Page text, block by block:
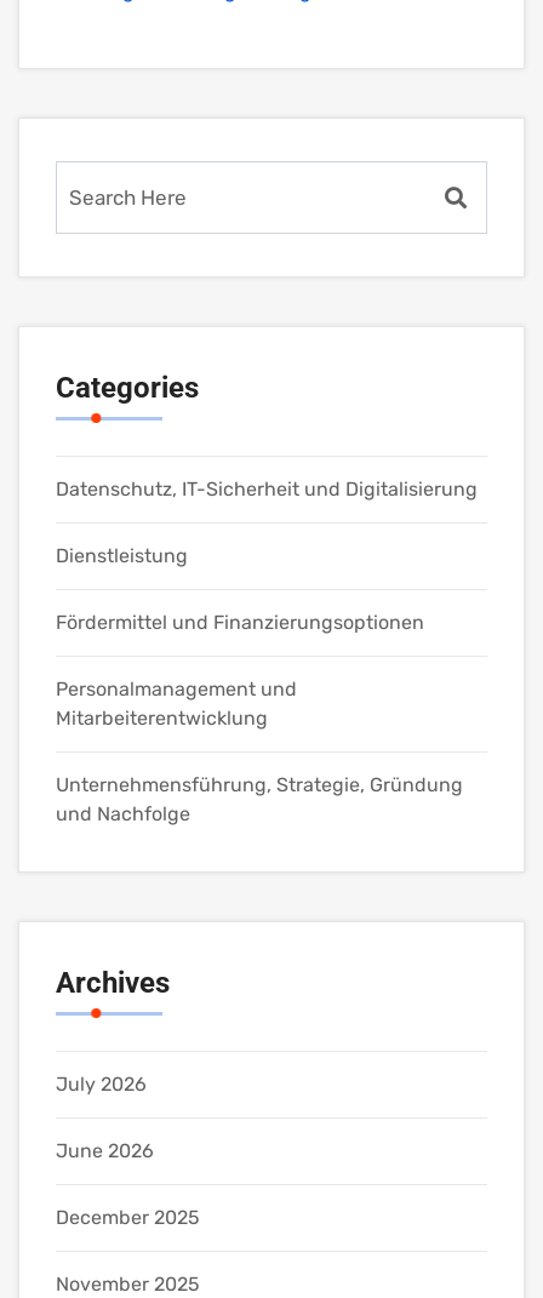
Categories
Datenschutz, IT-Sicherheit und Digitalisierung
Dienstleistung
Fördermittel und Finanzierungsoptionen
Personalmanagement und
Mitarbeiterentwicklung
Unternehmensführung, Strategie, Gründung
und Nachfolge
Archives
July 2026
June 2026
December 2025
November 2025